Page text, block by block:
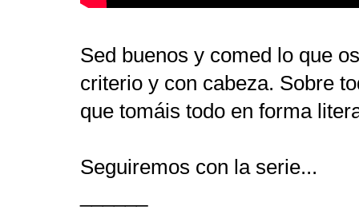
Sed buenos y comed lo que
criterio y con cabeza. Sobre
que tomáis todo en forma
Seguiremos con la serie...